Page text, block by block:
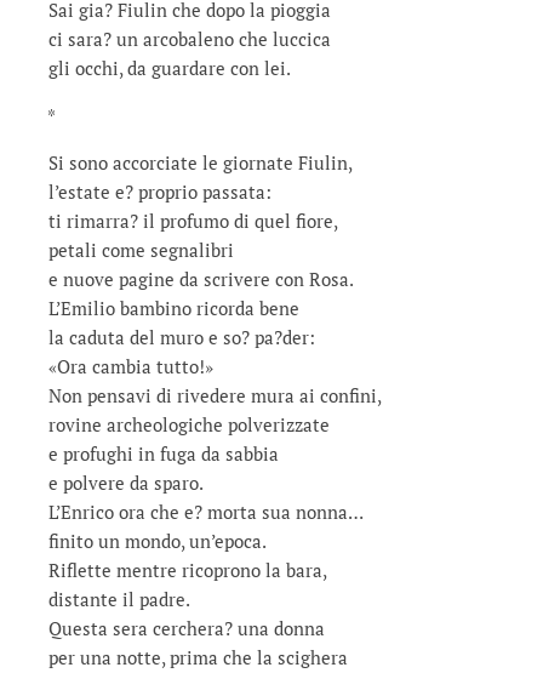
Sai gia? Fiulin che dopo la pioggia
ci sara? un arcobaleno che luccica
gli occhi, da guardare con lei.
*
Si sono accorciate le giornate Fiulin,
l’estate e? proprio passata:
ti rimarra? il profumo di quel fiore,
petali come segnalibri
e nuove pagine da scrivere con Rosa.
L’Emilio bambino ricorda bene
la caduta del muro e so? pa?der:
«Ora cambia tutto!»
Non pensavi di rivedere mura ai confini,
rovine archeologiche polverizzate
e profughi in fuga da sabbia
e polvere da sparo.
L’Enrico ora che e? morta sua nonna…
finito un mondo, un’epoca.
Riflette mentre ricoprono la bara,
distante il padre.
Questa sera cerchera? una donna
per una notte, prima che la scighera